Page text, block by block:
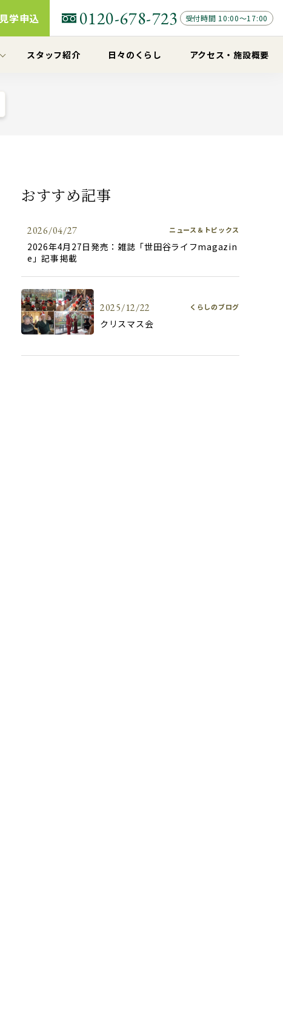
見学申込 0120-678-723 受付時間 10:00～17:00
スタッフ紹介 日々のくらし アクセス ・施設概要
おすすめ記事
2026/04/27 ニュース＆トピックス
2026年4月27日発売：雑誌「世田谷ライフmagazin
e」記事掲載
2025/12/22 くらしのブログ
クリスマス会